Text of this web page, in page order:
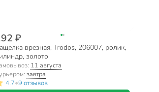
₽
врезная, Trodos, 206007, ролик,
золото
11 августа
завтра
4.7•9 отзывов